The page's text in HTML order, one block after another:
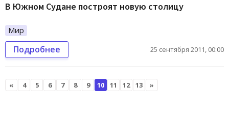
В Южном Судане построят новую столицу
Мир
Подробнее 25 сентября 2011, 00:00
« 4 5 6 7 8 9 10 11 12 13 »